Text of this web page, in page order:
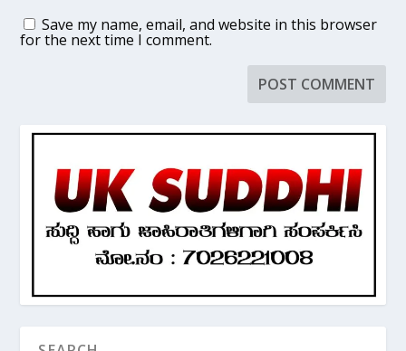
Save my name, email, and website in this browser
for the next time I comment.